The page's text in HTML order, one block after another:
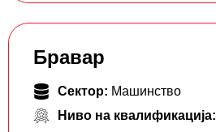
Бравар
Сектор: Машинство
Ниво на квалификација: